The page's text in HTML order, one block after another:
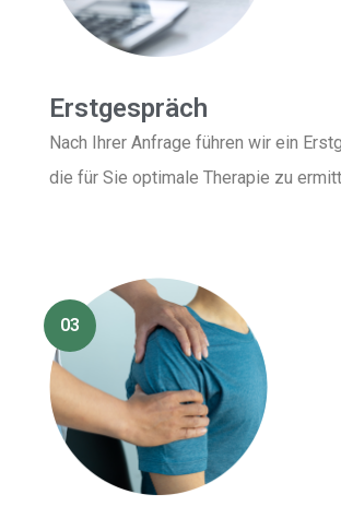
Erstgespräch
Nach Ihrer Anfrage führen wir ein
die für Sie optimale Therapie zu
03